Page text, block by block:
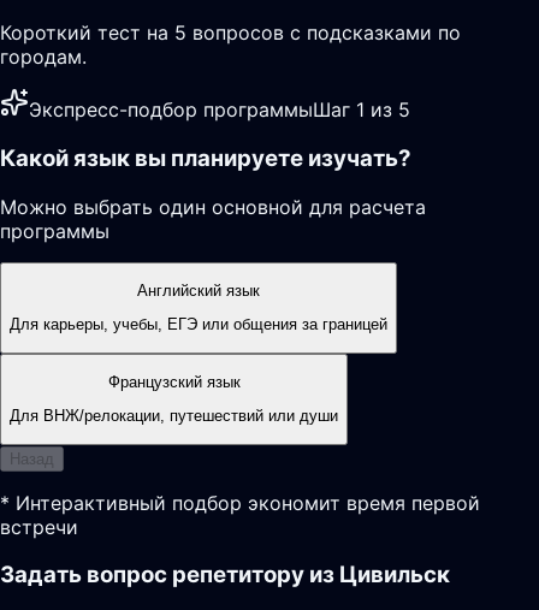
Короткий тест на 5 вопросов с подсказками по
городам.
Экспресс-подбор программыШаг 1 из 5
Какой язык вы планируете изучать?
Можно выбрать один основной для расчета
программы
Английский язык
Для карьеры, учебы, ЕГЭ или общения за границей
Французский язык
Для ВНЖ/релокации, путешествий или души
Назад
* Интерактивный подбор экономит время первой
встречи
Задать вопрос репетитору из Цивильск